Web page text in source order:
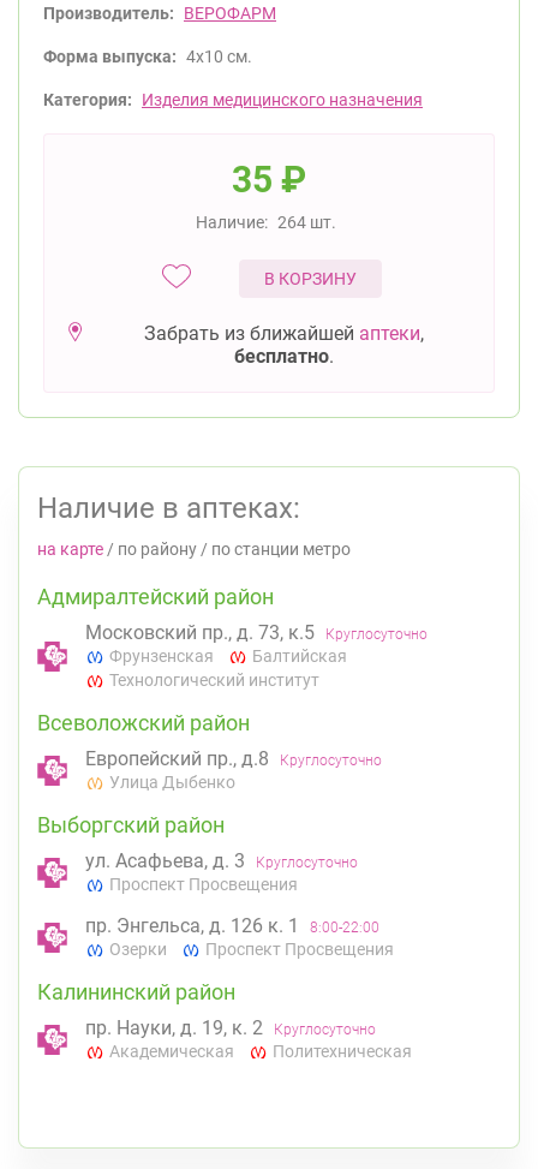
Производитель: ВЕРОФАРМ
Форма выпуска: 4х10 см.
Категория: Изделия медицинского назначения
35 ₽
Наличие: 264 шт.
В КОРЗИНУ
Забрать из ближайшей аптеки,
бесплатно.
Наличие в аптеках:
на карте / по району / по станции метро
Адмиралтейский район
Московский пр., д. 73, к.5 Круглосуточно
Фрунзенская
Балтийская
Технологический институт
Всеволожский район
Европейский пр., д.8 Круглосуточно
Улица Дыбенко
Выборгский район
ул. Асафьева, д. 3 Круглосуточно
Проспект Просвещения
пр. Энгельса, д. 126 к. 1 8:00-22:00
Озерки Проспект Просвещения
Калининский район
пр. Науки, д. 19, к. 2 Круглосуточно
Академическая Политехническая
Проспект Ветеранов